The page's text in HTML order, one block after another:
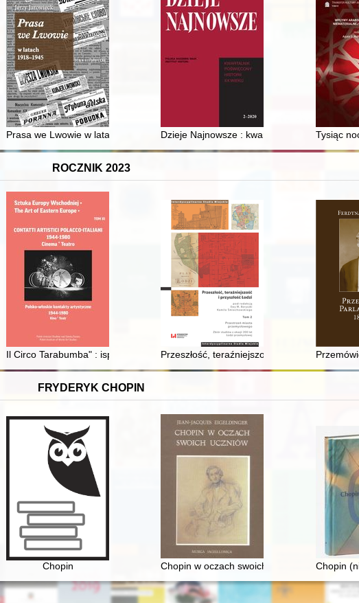
Prasa we Lwowie w latach 1918-1945Dzieje Najnowsze : kwartalnik poświęcony
Tysiąc
ROCZNIK 2023
Il Circo Tarabumba" : ispirazioni italiane al Teatr Groteska di Cracovia (1945,
Przeszłość, teraźniejszość i przyszłość
FRYDERYK CHOPIN
Chopin Chopin w oczach swoich uczniów Chopin